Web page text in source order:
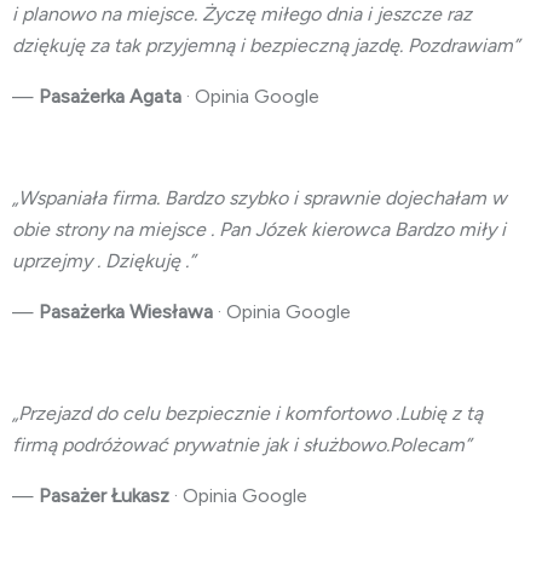
i planowo na miejsce. Życzę miłego dnia i jeszcze raz
dziękuję za tak przyjemną i bezpieczną jazdę. Pozdrawiam”
— Pasażerka Agata · Opinia Google
„Wspaniała firma. Bardzo szybko i sprawnie dojechałam w
obie strony na miejsce . Pan Józek kierowca Bardzo miły i
uprzejmy . Dziękuję .”
— Pasażerka Wiesława · Opinia Google
„Przejazd do celu bezpiecznie i komfortowo .Lubię z tą
firmą podróżować prywatnie jak i służbowo.Polecam”
— Pasażer Łukasz · Opinia Google